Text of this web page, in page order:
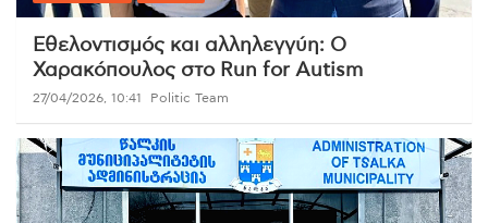
Εθελοντισμός και αλληλεγγύη: Ο
Χαρακόπουλος στο Run for Autism
27/04/2026, 10:41 Politic Team